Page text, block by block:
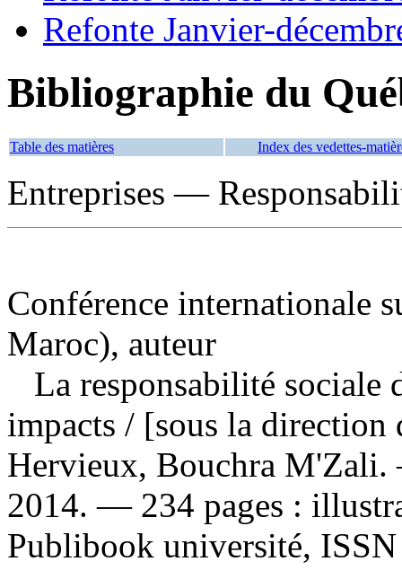
Refonte Janvier-
Bibliographie du
Table des matières Index des vedettes-
Entreprises —
Conférence internationale
Maroc), auteur
La responsabilité sociale
impacts / [sous la direction
Hervieux, Bouchra
2014. — 234 pages :
Publibook université,